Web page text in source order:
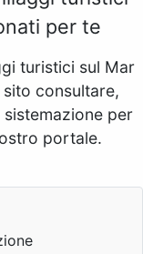
per te
turistici sul Mar
consultare,
per
portale.